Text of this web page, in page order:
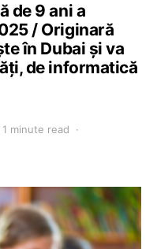
de 9 ani a
/ Originară
în Dubai și va
de informatică
1 minute read